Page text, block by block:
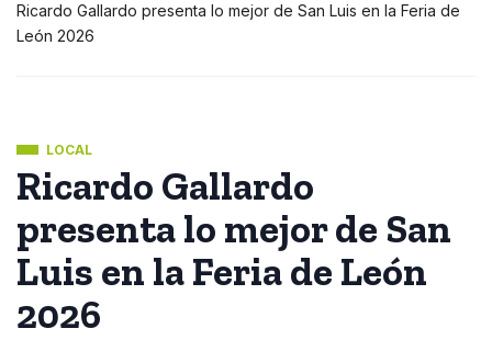
Ricardo Gallardo presenta lo mejor de San Luis en la Feria de
León 2026
LOCAL
Ricardo Gallardo
presenta lo mejor de San
Luis en la Feria de León
2026